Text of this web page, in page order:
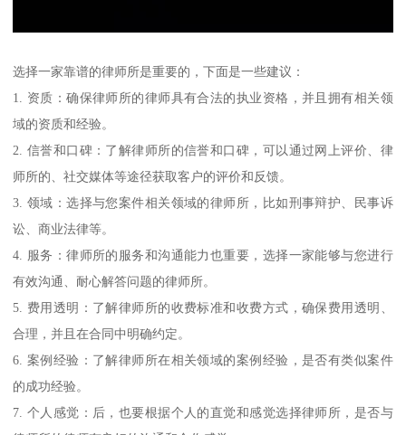
选择一家靠谱的律师所是重要的，下面是一些建议：
1. 资质：确保律师所的律师具有合法的执业资格，并且拥有相关领
域的资质和经验。
2. 信誉和口碑：了解律师所的信誉和口碑，可以通过网上评价、律
师所的、社交媒体等途径获取客户的评价和反馈。
3. 领域：选择与您案件相关领域的律师所，比如刑事辩护、民事诉
讼、商业法律等。
4. 服务：律师所的服务和沟通能力也重要，选择一家能够与您进行
有效沟通、耐心解答问题的律师所。
5. 费用透明：了解律师所的收费标准和收费方式，确保费用透明、
合理，并且在合同中明确约定。
6. 案例经验：了解律师所在相关领域的案例经验，是否有类似案件
的成功经验。
7. 个人感觉：后，也要根据个人的直觉和感觉选择律师所，是否与